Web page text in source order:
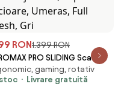
RON1.399 RON
PRO SLIDING Scaun
Sezut Translatie,
6D, Tetiera 3D, Suport
gaming, rotativ
stoc
Livrare gratuită